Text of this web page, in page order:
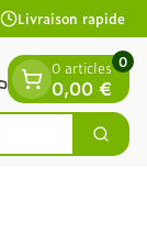
Livraison rapide
0 articles
0,00 €
0